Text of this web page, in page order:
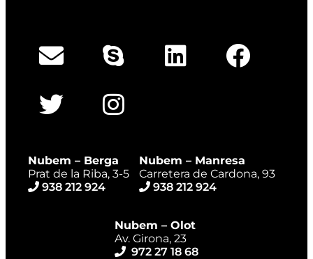
Nubem – Berga
Prat de la Riba, 3-5
938 212 924
Nubem – Manresa
Carretera de Cardona, 93
938 212 924
Nubem – Olot
Av. Girona, 23
972 27 18 68